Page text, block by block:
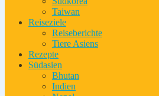
Taiwan
Reiseziele
Reiseberichte
Tiere Asiens
Rezepte
Südasien
Bhutan
Indien